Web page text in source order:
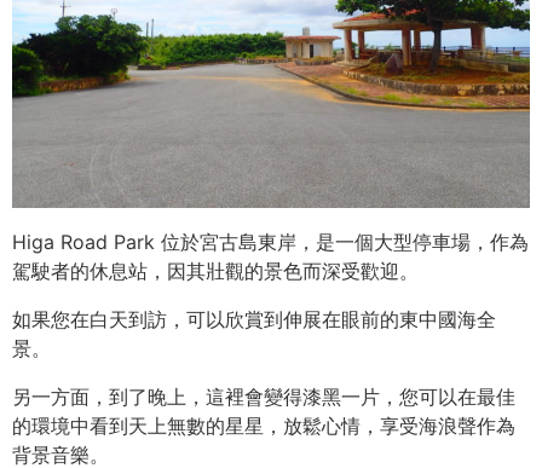
Higa Road Park 位於宮古島東岸，是一個大型停車場，作為
駕駛者的休息站，因其壯觀的景色而深受歡迎。
如果您在白天到訪，可以欣賞到伸展在眼前的東中國海全
景。
另一方面，到了晚上，這裡會變得漆黑一片，您可以在最佳
的環境中看到天上無數的星星，放鬆心情，享受海浪聲作為
背景音樂。